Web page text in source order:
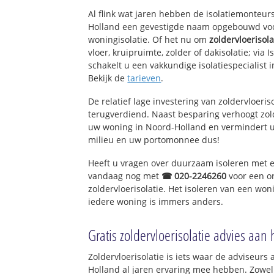
Vondellaan
Bredius-West
Bredius-Oost
Bussum Centrum
Brinklaan
Batterijlaan
Cereslaan
Bijlstraat
Nijverheidswerf
Spiegelzicht
Al flink wat jaren hebben de
Holland een gevestigde naam opgebouwd
woningisolatie. Of het nu om
vloer, kruipruimte, zolder of dakisolatie; via
schakelt u een vakkundige isolatiespecialist
Bekijk detarieven.
De relatief lage investering van
terugverdiend. Naast besparing verhoogt
uw woning in Noord-Holland en vermindert
milieu en uw portomonnee dus!
Heeft u vragen over duurzaam isoleren met
vandaag nog met ☎ 020-2246260 voor een
zoldervloerisolatie. Het isoleren van een
iedere woning is immers anders.
Gratis zoldervloerisolatie advies aan
Zoldervloerisolatie is iets waar de adviseurs
Holland al jaren ervaring mee hebben.